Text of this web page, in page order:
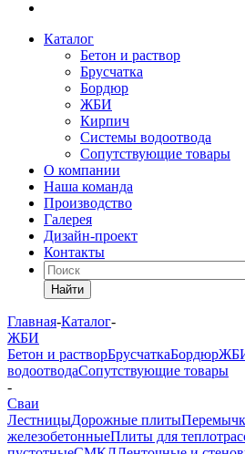
Каталог
Бетон и раствор
Брусчатка
Бордюр
ЖБИ
Кирпич
Системы водоотвода
Сопутствующие товары
О компании
Наша команда
Производство
Галерея
Дизайн-проект
Контакты
Найти
Главная-Каталог-
ЖБИ
Бетон и растворБрусчаткаБордюр
водоотводаСопутствующие товары
-
Сваи
ЛестницыДорожные плиты
железобетонныеПлиты для